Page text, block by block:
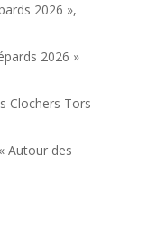
2026 »,
2026 »
Clochers Tors
Autour des